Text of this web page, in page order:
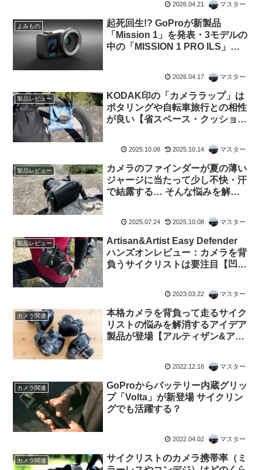
2026.04.21 マスター
よみもの
起死回生!? GoProが新製品
「Mission 1」を発表・3モデルの
中の「MISSION 1 PRO ILS」は
れって誰向けのカメラなの？（海
外掲示板から）
2026.04.17 マスター
製品レビュー
KODAK印の「カメララップ」は
ポタリングや自転車旅行との相性
が良い【省スペース・クッショ
2025.10.08 2025.10.14 マスター
製品レビュー
カメラのファインダーが夏の薄い
ジャージに当たって少し不快・汗
で結露する… そんな悩みを解決
Defender】
2025.07.24 2025.10.08 マスター
製品レビュー
Artisan&Artist Easy Defender
ハンズオンレビュー：カメラを背
負うサイクリストは要注目【凹凸
2023.03.22 マスター
カメラ関連
本格カメラを背負って走るサイク
リストの悩みを解消するアイデア
製品が登場【アルティザン&アー
2022.12.16 マスター
カメラ関連
GoProからバッテリー内蔵グリッ
プ「Volta」が新登場 サイクリン
グでも活躍する？
2022.04.02 マスター
カメラ関連
サイクリストのカメラ携帯率（ミ